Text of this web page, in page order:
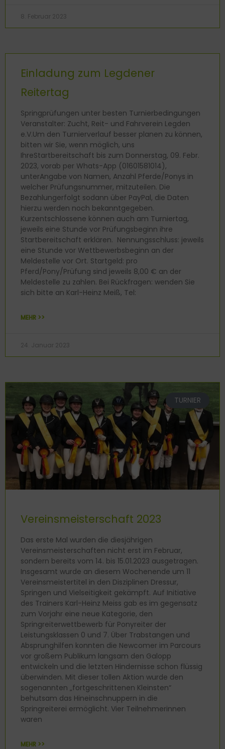
8. Februar 2023
Einladung zum Legdener
Reitertag
Springprüfungen unter besten Turnierbedingungen
Veranstalter: Zucht, Reit- und Fahrverein Legden
e.V.Um den Turnierverlauf besser planen zu können,
bitten wir Sie, wenn möglich, uns
IhreStartbereitschaft bis zum Donnerstag, 09. Febr.
2023, vorab per Whats-App (01601581014),
unterAngabe von Namen, Anzahl Pferde/Ponys in
welcher Prüfungsnummer, mitzuteilen. Die
Bezahlungerfolgt sodann über PayPal, die Daten
hierzu werden noch bekanntgegeben.
Kurzentschlossene können auch am Turniertag,
jeweils eine Stunde vor Prüfungsbeginn ihre
Startbereitschaft erklären. Nennungsschluss: jeweils
eine Stunde vor Wettbewerbsbeginn an der
Meldestelle vor Ort. Startgeld: pro
Pferd/Pony/Prüfung sind jeweils 8,00 € an der
Meldestelle zu zahlen. Bei Rückfragen: wenden Sie
sich bitte an Karl-Heinz Meiß, Tel:
MEHR >>
24. Januar 2023
TURNIER
Vereinsmeisterschaft 2023
Das erste Mal wurden die diesjährigen
Vereinsmeisterschaften nicht erst im Februar,
sondern bereits vom 14. bis 15.01.2023 ausgetragen.
Insgesamt wurde an diesem Wochenende um 11
Vereinsmeistertitel in den Disziplinen Dressur,
Springen und Vielseitigkeit gekämpft. Auf Initiative
des Trainers Karl-Heinz Meiss gab es im gegensatz
zum Vorjahr eine neue Kategorie, den
Springreiterwettbewerb für Ponyreiter der
Leistungsklassen 0 und 7. Über Trabstangen und
Absprunghilfen konnten die Newcomer im Parcours
vor großem Publikum langsam den Galopp
entwickeln und die letzten Hindernisse schon flüssig
überwinden. Mit dieser tollen Aktion wurde den
sogenannten „fortgeschrittenen Kleinsten“
behutsam das Hineinschnuppern in die
Springreiterei ermöglicht. Vier Teilnehmerinnen
waren
MEHR >>